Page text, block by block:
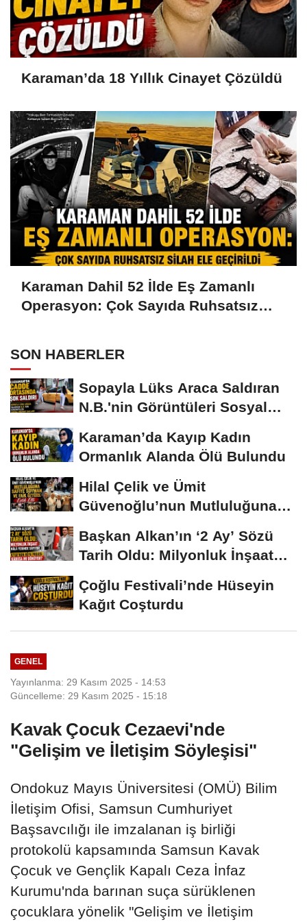
Karaman’da 18 Yıllık Cinayet Çözüldü
Karaman Dahil 52 İlde Eş Zamanlı
Operasyon: Çok Sayıda Ruhsatsız
SON HABERLER
Sopayla Lüks Araca Saldıran
N.B.'nin Görüntüleri Sosyal
Karaman’da Kayıp Kadın
Ormanlık Alanda Ölü Bulundu
Hilal Çelik ve Ümit
Güvenoğlu’nun Mutluluğuna
Başkan Alkan’ın ‘2 Ay’ Sözü
Tarih Oldu: Milyonluk İnşaat
Çoğlu Festivali’nde Hüseyin
Kağıt Coşturdu
GENEL
Yayınlanma: 29 Kasım 2025 - 14:53
Güncelleme: 29 Kasım 2025 - 15:18
Kavak Çocuk Cezaevi'nde
"Gelişim ve İletişim Söyleşisi"
Ondokuz Mayıs Üniversitesi (OMÜ) Bilim
İletişim Ofisi, Samsun Cumhuriyet
Başsavcılığı ile imzalanan iş birliği
protokolü kapsamında Samsun Kavak
Çocuk ve Gençlik Kapalı Ceza İnfaz
Kurumu'nda barınan suça sürüklenen
çocuklara yönelik "Gelişim ve İletişim